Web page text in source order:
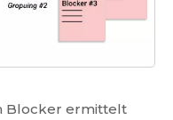
Blocker ermittelt